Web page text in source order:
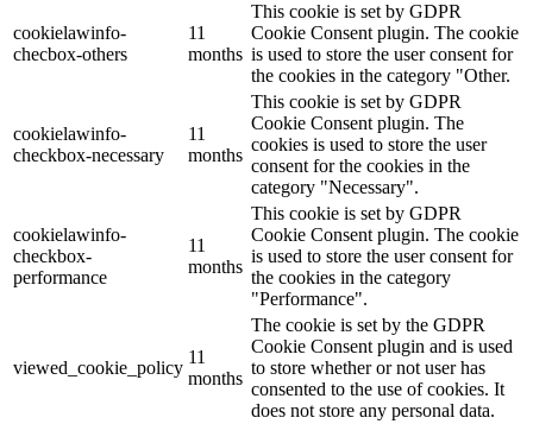
cookielawinfo-
checbox-others
11
months
This cookie is set by GDPR
Cookie Consent plugin. The cookie
is used to store the user consent for
the cookies in the category "Other.
cookielawinfo-
checkbox-necessary
11
months
This cookie is set by GDPR
Cookie Consent plugin. The
cookies is used to store the user
consent for the cookies in the
category "Necessary".
cookielawinfo-
checkbox-
performance
11
months
This cookie is set by GDPR
Cookie Consent plugin. The cookie
is used to store the user consent for
the cookies in the category
"Performance".
viewed_cookie_policy
11
months
The cookie is set by the GDPR
Cookie Consent plugin and is used
to store whether or not user has
consented to the use of cookies. It
does not store any personal data.